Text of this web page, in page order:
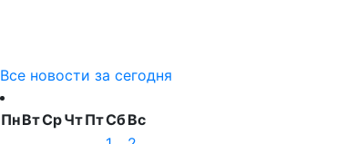
Все новости за сегодня
ПнВтСрЧтПтСбВс